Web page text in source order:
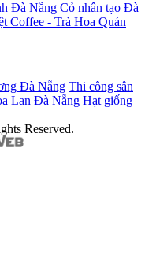
Đà Nẵng Cỏ nhân tạo Đà
Coffee - Trà Hoa Quán
Đà Nẵng Thi công sân
Lan Đà Nẵng Hạt giống
Reserved.